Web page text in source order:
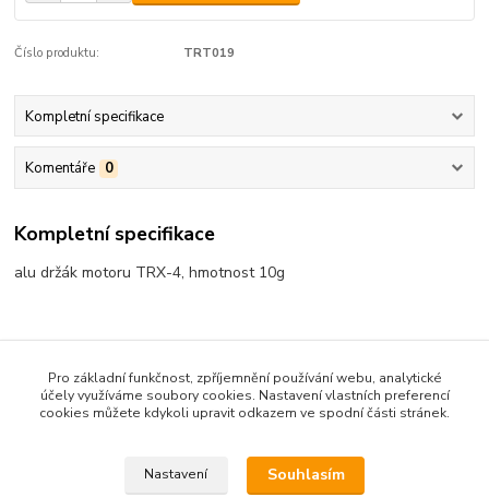
Číslo produktu: TRT019
Kompletní specifikace
Komentáře 0
Kompletní specifikace
alu držák motoru TRX-4, hmotnost 10g
Zboží zařazeno v kategoriích
Tuningové díly Traxxas TRX-4 - obecně
Pro základní funkčnost, zpříjemnění používání webu, analytické
účely využíváme soubory cookies. Nastavení vlastních preferencí
cookies můžete kdykoli upravit odkazem ve spodní části stránek.
Nastavení Souhlasím